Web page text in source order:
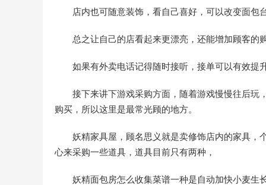
店内也可随意装饰，看自己喜好，可以改变面包
总之让自己的店看起来更漂亮，还能增加顾客的
如果有外卖电话记得随时接听，接单可以有效提
接下来讲下游戏采购方面，随着游戏慢慢往后玩
购买，所以这里是最常光顾的地方。
妖精家具屋，顾名思义就是卖修饰店内的家具，
心来采购一些道具，道具目前只有两种，
妖精面包房怎么收集菜谱一种是自动加快小麦生